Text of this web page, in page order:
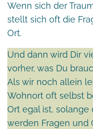
Wenn sich der
stellt sich oft die
Ort.
Und dann wird Dir
vorher, was Du
Als wir noch allein
Wohnort oft selbst
Ort egal ist, solange
werden Fragen und